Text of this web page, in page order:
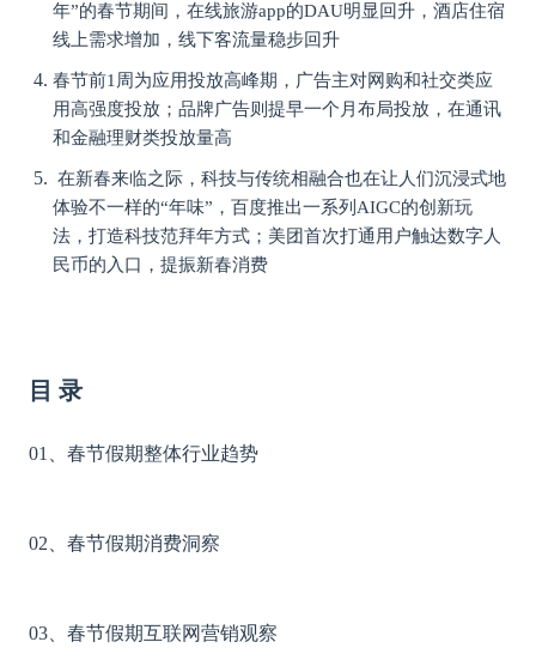
年”的春节期间， 在线旅游app的DAU明显回升，酒店住宿
线上需求增加，线下客流量稳步回升
春节前1周为应用投放高峰期， 广告主对网购和社交类应
用高强度投放； 品牌广告则提早一个月布局投放， 在通讯
和金融理财类投放量高
在新春来临之际，科技与传统相融合也在让人们沉浸式地
体验不一样的“年味”， 百度推出一系列AIGC的创新玩
法， 打造科技范拜年方式； 美团首次打通用户触达数字人
民币的入口 ，提振新春消费
目 录
01、 春节假期整体行业趋势
02、 春节假期消费洞察
03、 春节假期互联网营销观察